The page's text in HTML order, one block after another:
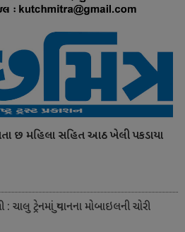
છ મહિલા સહિત આઠ ખેલી પકડાયા
ચાલુ ટ્રેનમાં યુવાનના મોબાઇલની ચોરી